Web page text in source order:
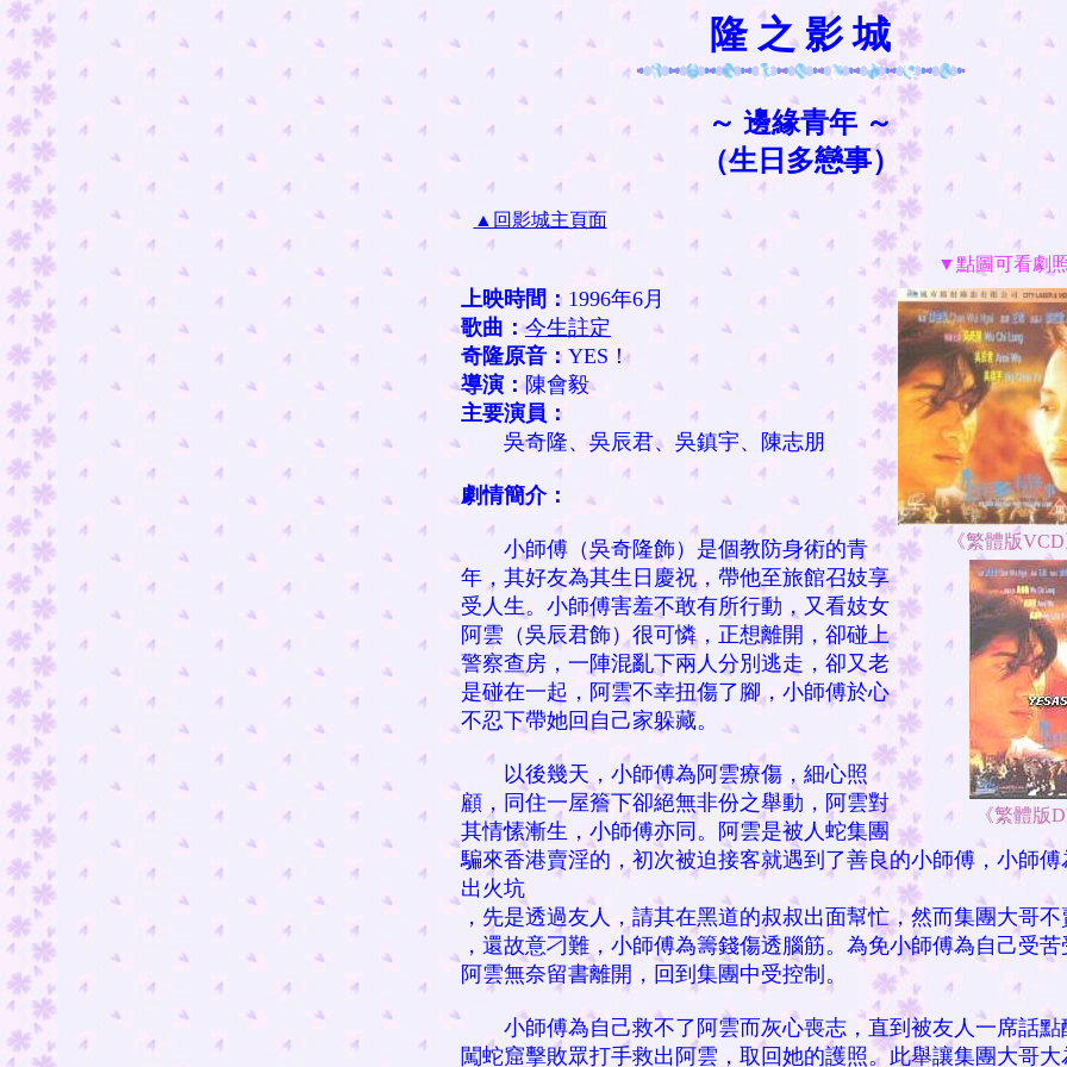
隆 之 影 城
～ 邊緣青年 ～
（生日多戀事）
▲回影城主頁面
▼點圖可看劇
《繁體版
《繁體版
上映時間： 1996年6月
歌曲：今生註定
奇隆原音： YES！
導演：陳會毅
主要演員：
吳奇隆、吳辰君、吳鎮宇、陳志朋
劇情簡介：
小師傅（吳奇隆飾）是個教防身術的青
年，其好友為其生日慶祝，帶他至旅館召妓享
受人生。小師傅害羞不敢有所行動，又看妓女
阿雲（吳辰君飾）很可憐，正想離開，卻碰上
警察查房，一陣混亂下兩人分別逃走，卻又老
是碰在一起，阿雲不幸扭傷了腳，小師傅於心
不忍下帶她回自己家躲藏。
以後幾天，小師傅為阿雲療傷，細心照
顧，同住一屋簷下卻絕無非份之舉動，阿雲對
其情愫漸生，小師傅亦同。阿雲是被人蛇集團
騙來香港賣淫的，初次被迫接客就遇到了善良的小師傅，小師傅
出火坑
，先是透過友人，請其在黑道的叔叔出面幫忙，然而集團大哥
，還故意刁難，小師傅為籌錢傷透腦筋。為免小師傅為自己受
阿雲無奈留書離開，回到集團中受控制。
小師傅為自己救不了阿雲而灰心喪志，直到被友人一席話點
闖蛇窟擊敗眾打手救出阿雲，取回她的護照。此舉讓集團大哥大